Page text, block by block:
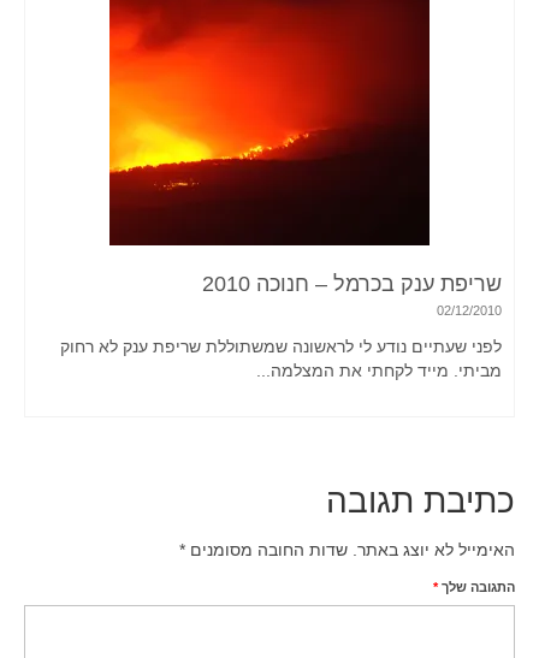
שריפת ענק בכרמל – חנוכה 2010
02/12/2010
לפני שעתיים נודע לי לראשונה שמשתוללת שריפת ענק לא רחוק
מביתי. מייד לקחתי את המצלמה...
כתיבת תגובה
האימייל לא יוצג באתר. שדות החובה מסומנים *
התגובה שלך*